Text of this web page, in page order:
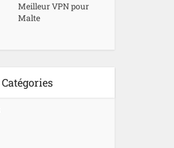
Meilleur VPN pour
Malte
Catégories